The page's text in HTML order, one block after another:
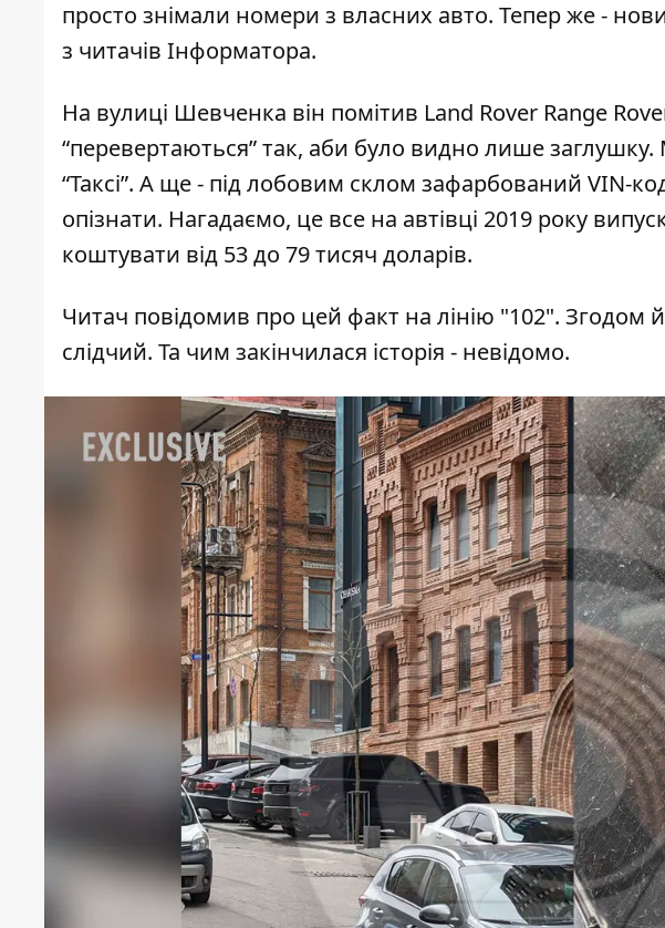
просто знімали номери з власних авто. Тепер же -
з читачів Інформатора.
На вулиці Шевченка він помітив Land Rover Range
“перевертаються” так, аби було видно лише заглушку.
“Таксі”. А ще - під лобовим склом зафарбований VIN-
опізнати. Нагадаємо, це все на автівці 2019 року
коштувати від 53 до 79 тисяч доларів.
Читач повідомив про цей факт на лінію "102". Згодом
слідчий. Та чим закінчилася історія - невідомо.